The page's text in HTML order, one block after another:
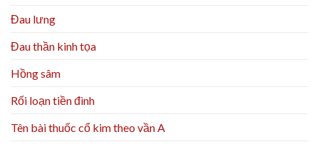
Đau lưng
Đau thần kinh tọa
Hồng sâm
Rối loạn tiền đình
Tên bài thuốc cổ kim theo vần A